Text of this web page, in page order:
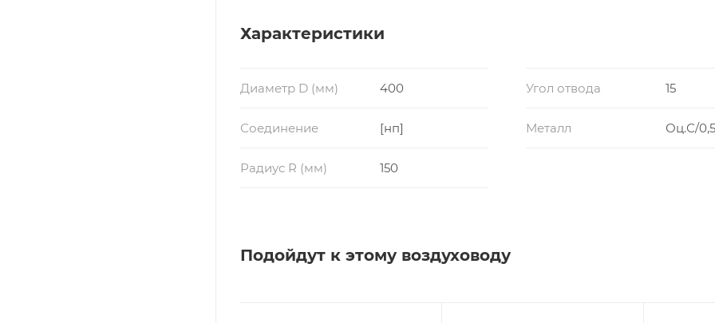
Характеристики
Диаметр D (мм) 400 Угол отвода 15
Соединение [нп] Металл Оц.С/
Радиус R (мм) 150
Подойдут к этому воздуховоду